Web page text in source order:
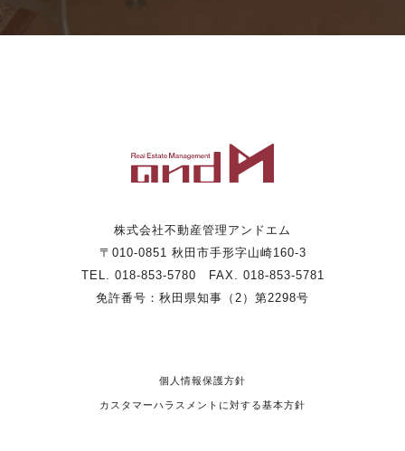
株式会社不動産管理アンドエム
〒010-0851 秋田市手形字山崎160-3
TEL. 018-853-5780 FAX. 018-853-5781
免許番号：秋田県知事（2）第2298号
個人情報保護方針
カスタマーハラスメントに対する基本方針